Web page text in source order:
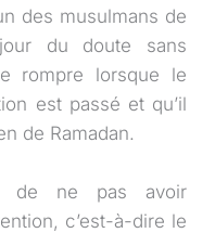
des musulmans de
du doute sans
rompre lorsque le
est passé et qu’il
de Ramadan.
de ne pas avoir
c’est-à-dire le